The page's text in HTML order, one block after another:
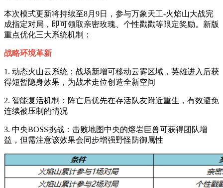
本次模式更新将持续至8月9日，参与万象天工-火焰山大战完
成指定对局，即可领取亲密玫瑰、个性戳戳等限定奖励。新版
重点优化三大系统机制：
战略环境革新
1. 动态火山云系统：战场新增可移动云雾区域，英雄进入后获
得短暂隐身效果，为战术走位创造全新空间
2. 智能复活机制：阵亡后优先在存活队友附近重生，有效避免
连续被压制的情况
3. 中央BOSS挑战：击败地图中央的熔岩巨兽可获得团队增
益，但需注意该效果会同步增强野怪防御属性